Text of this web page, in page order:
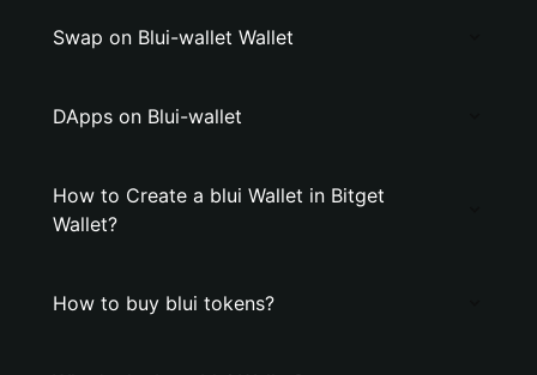
Swap on Blui-wallet Wallet
DApps on Blui-wallet
How to Create a blui Wallet in Bitget
Wallet?
How to buy blui tokens?